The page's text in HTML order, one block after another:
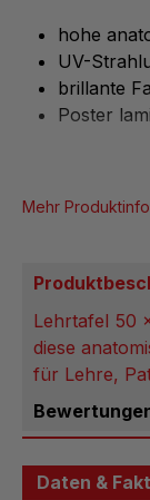
hohe
UV-
brillante
Poster
Mehr
Lehrtafel 50
diese
für Lehre,
Daten &